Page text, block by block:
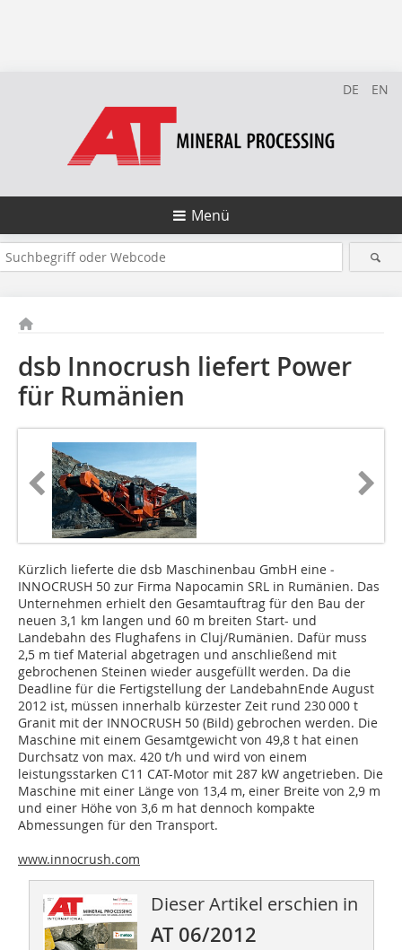
DE EN
Menü
dsb Innocrush liefert Power
für Rumänien
Kürzlich lieferte die dsb Maschinenbau GmbH eine ­
INNOCRUSH 50 zur Firma Napocamin SRL in Rumänien. Das
Unternehmen erhielt den Gesamtauftrag für den Bau der
neuen 3,1 km langen und 60 m breiten Start- und
Landebahn des Flughafens in Cluj/Rumänien. Dafür muss
2,5 m tief Material abgetragen und anschließend mit
gebrochenen Steinen wieder ausgefüllt werden. Da die
Deadline für die Fertigstellung der LandebahnEnde August
2012 ist, müssen innerhalb kürzester Zeit rund 230 000 t
Granit mit der INNOCRUSH 50 (Bild) gebrochen werden. Die
Maschine mit einem Gesamtgewicht von 49,8 t hat einen
Durchsatz von max. 420 t/h und wird von einem
leistungsstarken C11 CAT-Motor mit 287 kW angetrieben. Die
Maschine mit einer Länge von 13,4 m, einer Breite von 2,9 m
und einer Höhe von 3,6 m hat dennoch kompakte
Abmessungen für den Transport.
www.innocrush.com
Dieser Artikel erschien in
AT 06/2012